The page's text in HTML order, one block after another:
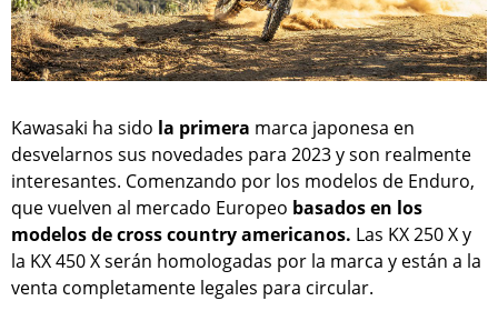
Kawasaki ha sido la primera marca japonesa en
desvelarnos sus novedades para 2023 y son realmente
interesantes. Comenzando por los modelos de Enduro,
que vuelven al mercado Europeo basados en los
modelos de cross country americanos. Las KX 250 X y
la KX 450 X serán homologadas por la marca y están a la
venta completamente legales para circular.